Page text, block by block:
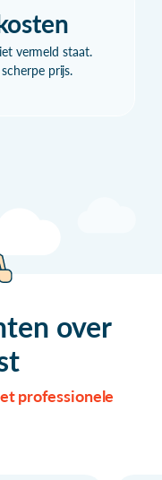
vermeld staat.
prijs.
over
professionele